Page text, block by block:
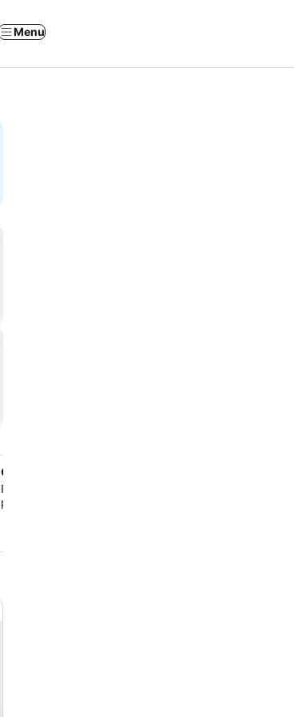
Menu
Quartos bem equipados com TVs LED
Relaxe em quartos confortáveis que oferecem
programação a cabo e acesso gratuito à internet sem